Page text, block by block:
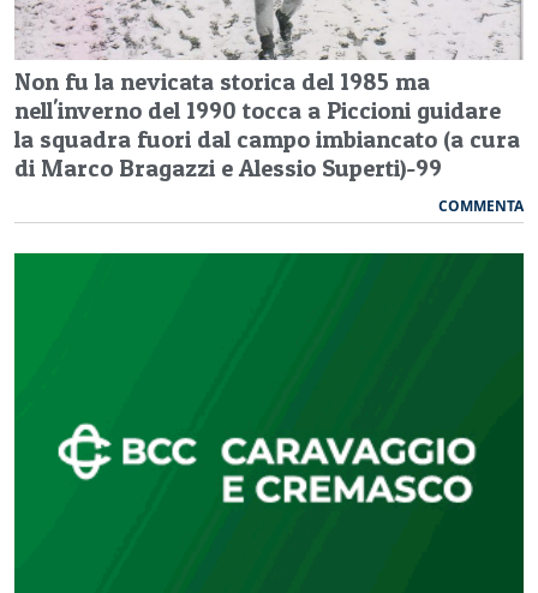
Non fu la nevicata storica del 1985 ma
nell'inverno del 1990 tocca a Piccioni guidare
la squadra fuori dal campo imbiancato (a cura
di Marco Bragazzi e Alessio Superti)-99
COMMENTA